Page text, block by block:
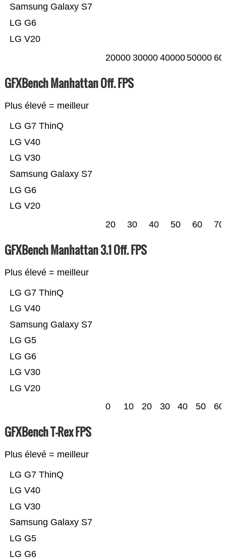
LG V20
LG G6
Samsung Galaxy S7
20000 30000 4000050000
GFXBench Manhattan Off. FPS
Plus élevé = meilleur
LG V20
LG G6
Samsung Galaxy S7
LG V30
LG V40
LG G7 ThinQ
20 30 40 50 60 70
GFXBench Manhattan 3.1 Off. FPS
Plus élevé = meilleur
LG V20
LG V30
LG G6
LG G5
Samsung Galaxy S7
LG V40
LG G7 ThinQ
0 10 20 30 40 50 60
GFXBench T-Rex FPS
Plus élevé = meilleur
LG G6
LG G5
Samsung Galaxy S7
LG V30
LG V40
LG G7 ThinQ